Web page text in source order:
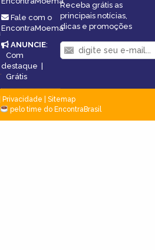
Fale com o
EncontraMoema
ANUNCIE:
Com
destaque |
Grátis
Receba grátis as
principais notícias,
dicas e promoções
Privacidade
Sitemap
pelo time do EncontraBrasil